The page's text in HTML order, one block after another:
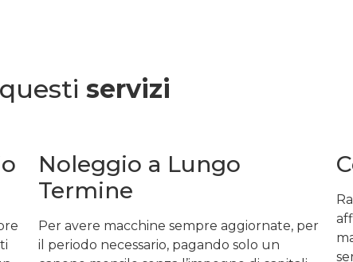
questi servizi
Noleggio a Lungo
Termine
Per avere macchine sempre aggiornate, per
il periodo necessario, pagando solo un